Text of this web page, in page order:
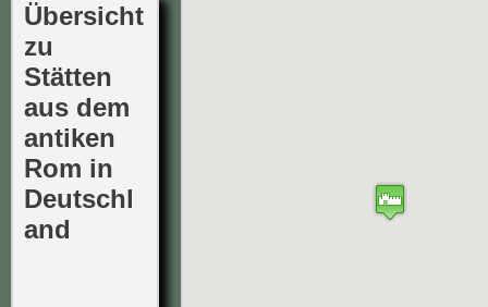
Übersicht
zu
Stätten
aus dem
antiken
Rom in
Deutschl
and